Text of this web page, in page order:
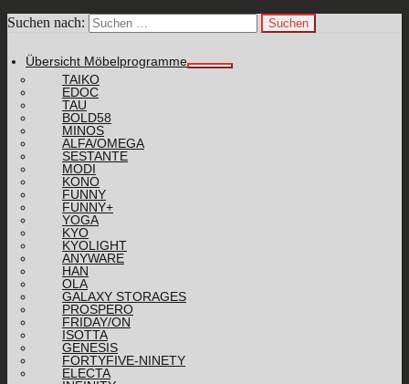
Suchen nach:
Übersicht Möbelprogramme
TAIKO
EDOC
TAU
BOLD58
MINOS
ALFA/OMEGA
SESTANTE
MODI
KONO
FUNNY
FUNNY+
YOGA
KYO
KYOLIGHT
ANYWARE
HAN
OLA
GALAXY STORAGES
PROSPERO
FRIDAY/ON
ISOTTA
GENESIS
FORTYFIVE-NINETY
ELECTA